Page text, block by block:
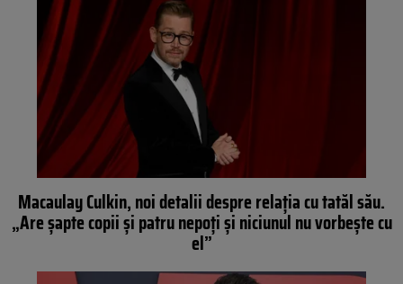
Macaulay Culkin, noi detalii despre relația cu tatăl său.
„Are șapte copii și patru nepoți și niciunul nu vorbește cu
el”